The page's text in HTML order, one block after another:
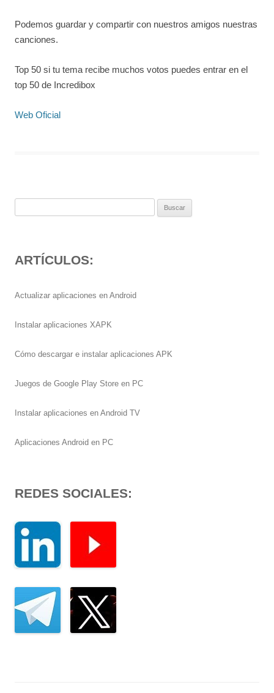
Podemos guardar y compartir con nuestros amigos nuestras
canciones.
Top 50 si tu tema recibe muchos votos puedes entrar en el
top 50 de Incredibox
Web Oficial
ARTÍCULOS:
Actualizar aplicaciones en Android
Instalar aplicaciones XAPK
Cómo descargar e instalar aplicaciones APK
Juegos de Google Play Store en PC
Instalar aplicaciones en Android TV
Aplicaciones Android en PC
REDES SOCIALES: